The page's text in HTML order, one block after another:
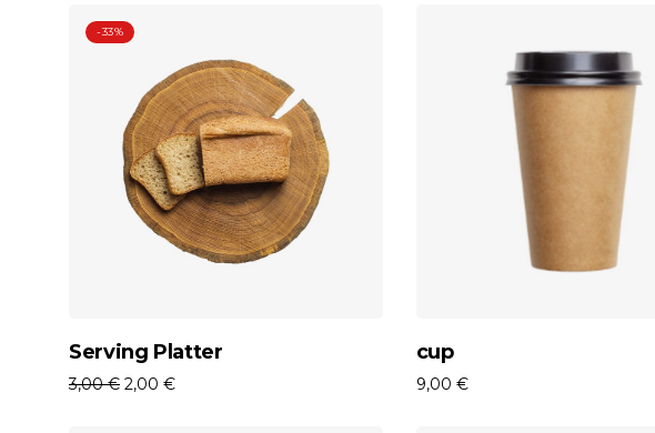
-33%
Aggiungi Al Carrello
Serving Platter
3,00€ 2,00 €
cup
9,00 €